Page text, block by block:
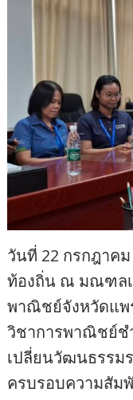
วันที่ 22 กรกฎาคม
ท้องถิ่น ณ มณฑล
พาณิชย์จังหวัดแพ
วิชาการพาณิชย์ช
เปลี่ยนวัฒนธรรม
ครบรอบความสัม